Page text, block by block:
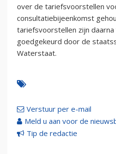
over de tariefsvoorstellen
consultatiebijeenkomst
tariefsvoorstellen zijn
goedgekeurd door de
Waterstaat.
Verstuur per e-mail
Meld u aan voor de
Tip de redactie